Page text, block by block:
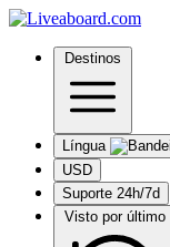
Destinos
Língua
USD
Suporte 24h/7d
Visto por último